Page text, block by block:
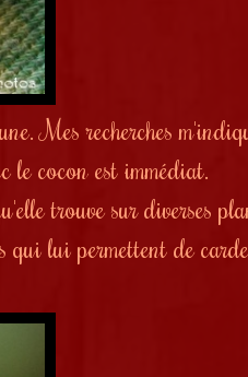
Mes recherches
le cocon est immédiat.
trouve sur diverses
qui lui permettent de